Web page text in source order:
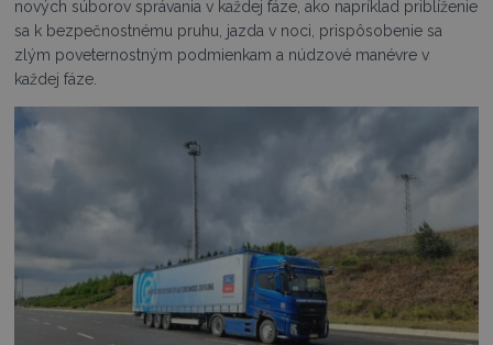
nových súborov správania v každej fáze, ako napríklad priblíženie
sa k bezpečnostnému pruhu, jazda v noci, prispôsobenie sa
zlým poveternostným podmienkam a núdzové manévre v
každej fáze.